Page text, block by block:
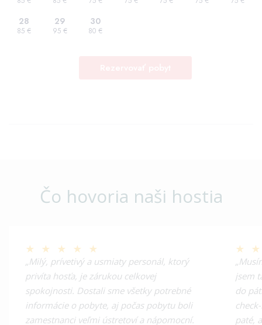
Čo hovoria naši hostia
★ ★ ★ ★ ★
„Milý, prívetivý a usmiaty personál, ktorý
privíta hosťa, je zárukou celkovej
spokojnosti. Dostali sme všetky potrebné
informácie o pobyte, aj počas pobytu boli
zamestnanci veľmi ústretoví a nápomocní.
★
jsem
do
paté,